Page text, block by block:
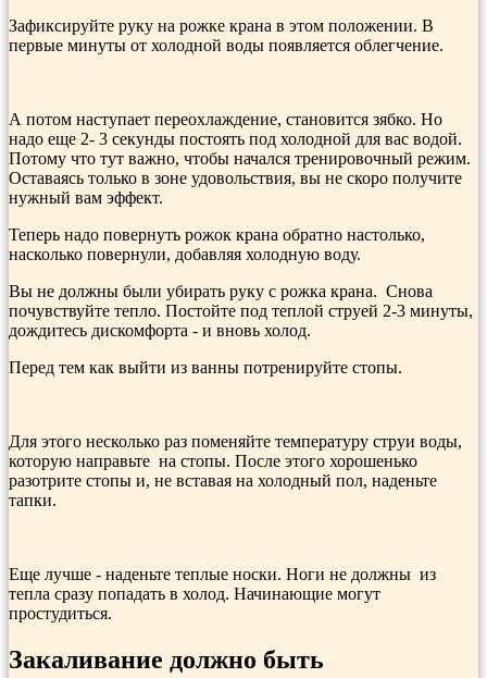
Зафиксируйте руку на рожке крана в этом положении. В
первые минуты от холодной воды появляется облегчение.
А потом наступает пере­охлаждение, становится зябко. Но
надо еще 2- 3 секунды постоять под холодной для вас водой.
Потому что тут важно, чтобы начался тренировочный режим.
Оставаясь только в зоне удовольствия, вы не скоро по­лучите
нужный вам эффект.
Теперь надо повернуть рожок крана обратно настолько,
насколько повер­нули, добавляя холодную воду.
Вы не должны были убирать руку с рожка крана. Снова
почувствуйте теп­ло. Постойте под теплой струей 2-3 минуты,
дождитесь дискомфорта - и вновь холод.
Перед тем как выйти из ванны потренируйте стопы.
Для этого несколько раз поме­няйте температуру струи воды,
которую направьте на стопы. После этого хорошенько
разотрите стопы и, не вставая на холодный пол, наденьте
тапки.
Еще лучше - на­деньте теплые носки. Ноги не должны из
тепла сразу попадать в холод. Начинающие могут
простудиться.
Закаливание должно быть